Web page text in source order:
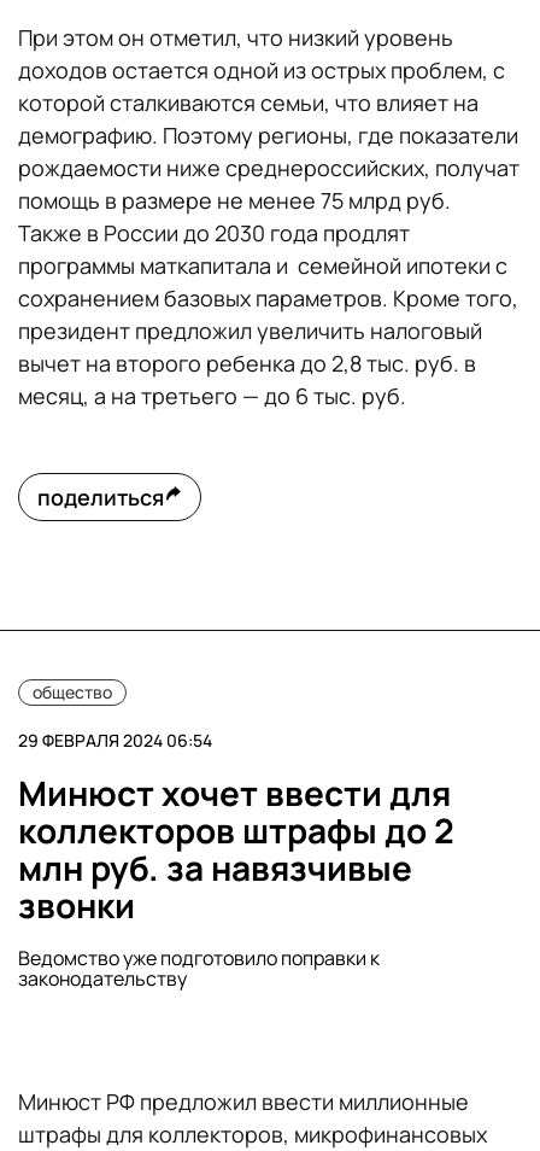
При этом он отметил, что низкий уровень
доходов остается одной из острых проблем, с
которой сталкиваются семьи, что влияет на
демографию. Поэтому регионы, где показатели
рождаемости ниже среднероссийских, получат
помощь в размере не менее 75 млрд руб.
Также в России до 2030 года продлят
программы маткапитала и семейной ипотеки с
сохранением базовых параметров. Кроме того,
президент предложил увеличить налоговый
вычет на второго ребенка до 2,8 тыс. руб. в
месяц, а на третьего — до 6 тыс. руб.
поделиться
общество
29 ФЕВРАЛЯ 2024 06:54
Минюст хочет ввести для
коллекторов штрафы до 2
млн руб. за навязчивые
звонки
Ведомство уже подготовило поправки к
законодательству
Минюст РФ предложил ввести миллионные
штрафы для коллекторов, микрофинансовых